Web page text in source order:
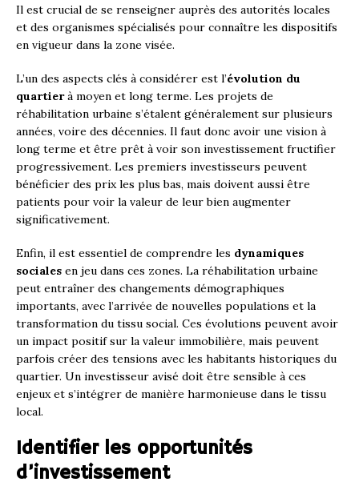
Il est crucial de se renseigner auprès des autorités locales
et des organismes spécialisés pour connaître les dispositifs
en vigueur dans la zone visée.
L’un des aspects clés à considérer est l’évolution du
quartierà moyen et long terme. Les projets de
réhabilitation urbaine s’étalent généralement sur plusieurs
années, voire des décennies. Il faut donc avoir une vision à
long terme et être prêt à voir son investissement fructifier
progressivement. Les premiers investisseurs peuvent
bénéficier des prix les plus bas, mais doivent aussi être
patients pour voir la valeur de leur bien augmenter
significativement.
Enfin, il est essentiel de comprendre les dynamiques
sociales en jeu dans ces zones. La réhabilitation urbaine
peut entraîner des changements démographiques
importants, avec l’arrivée de nouvelles populations et la
transformation du tissu social. Ces évolutions peuvent avoir
un impact positif sur la valeur immobilière, mais peuvent
parfois créer des tensions avec les habitants historiques du
quartier. Un investisseur avisé doit être sensible à ces
enjeux et s’intégrer de manière harmonieuse dans le tissu
local.
Identifier les opportunités
d’investissement